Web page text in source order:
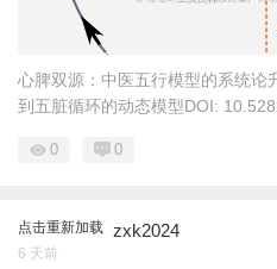
心脾双源：中医五行模型的系统
到五脏循环的动态模型DOI:
0 0
点击重新加载 zxk2024
6 天前